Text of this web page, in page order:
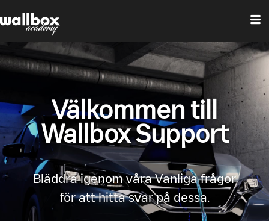
Välkommen till
Wallbox Support
Bläddra igenom våra Vanliga frågor
för att hitta svar på dessa.